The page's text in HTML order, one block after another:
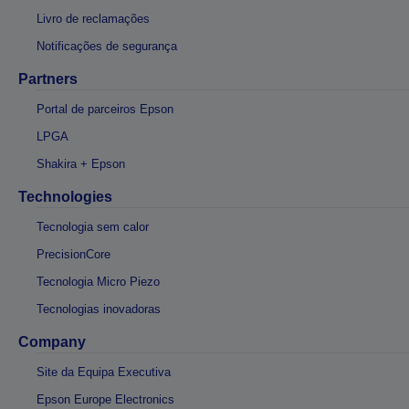
Livro de reclamações
Notificações de segurança
Partners
Portal de parceiros Epson
LPGA
Shakira + Epson
Technologies
Tecnologia sem calor
PrecisionCore
Tecnologia Micro Piezo
Tecnologias inovadoras
Company
Site da Equipa Executiva
Epson Europe Electronics